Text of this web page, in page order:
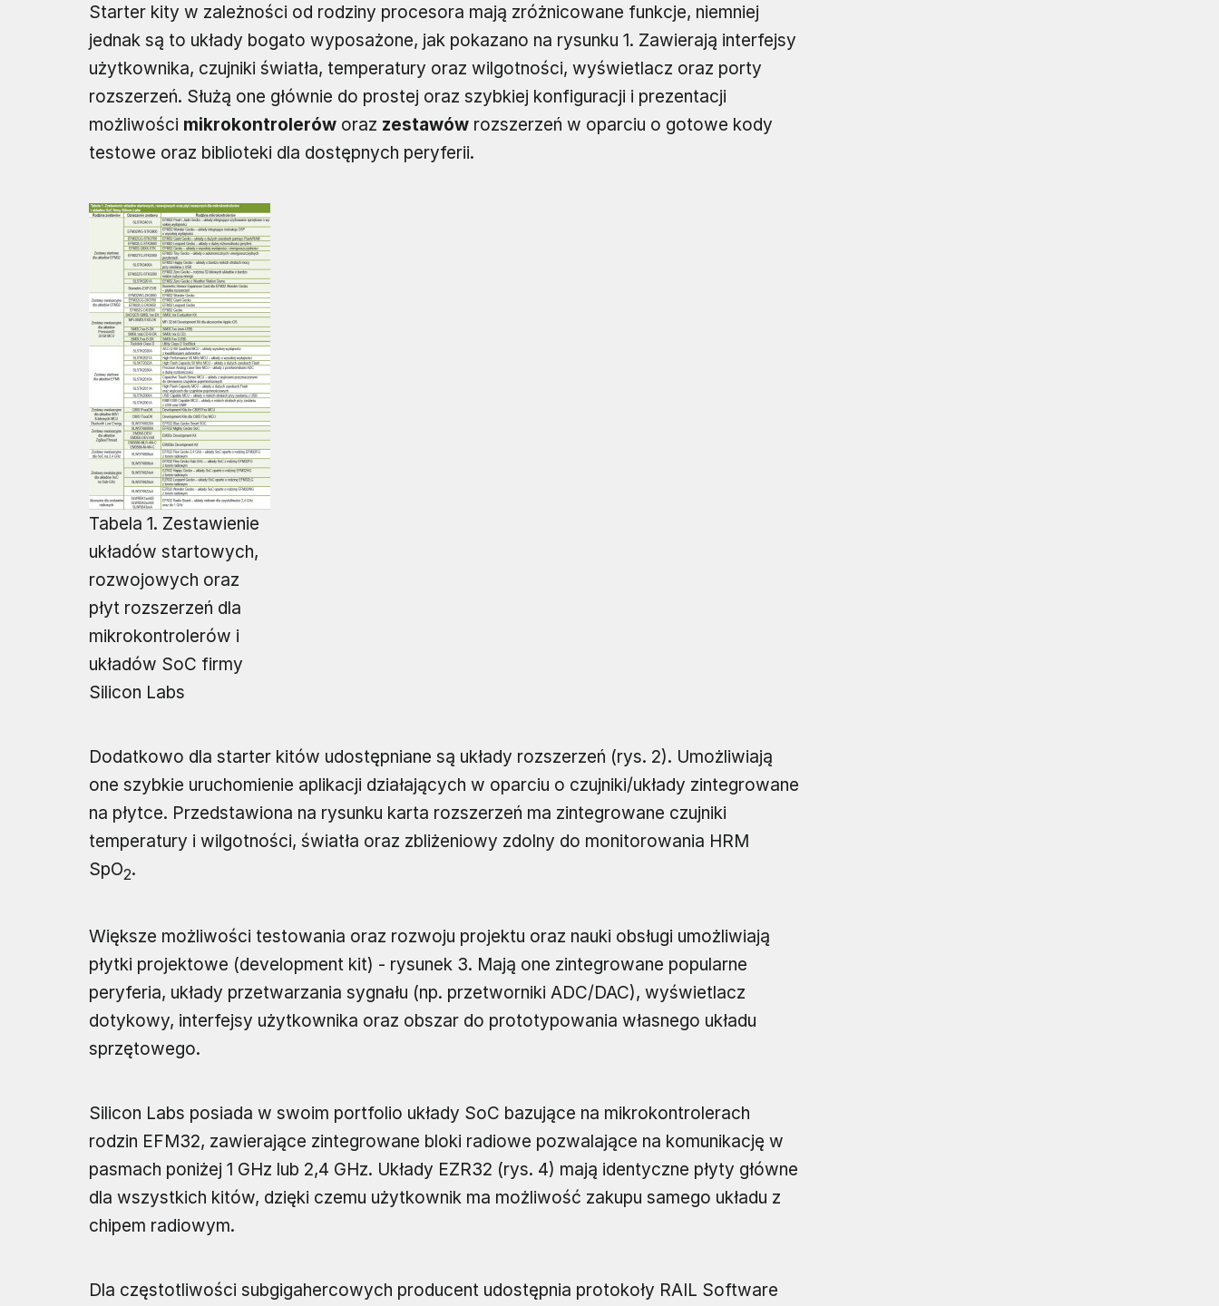
Starter kity w zależności od rodziny procesora mają zróżnicowane funkcje, niemniej
jednak są to układy bogato wyposażone, jak pokazano na rysunku 1. Zawierają interfejsy
użytkownika, czujniki światła, temperatury oraz wilgotności, wyświetlacz oraz porty
rozszerzeń. Służą one głównie do prostej oraz szybkiej konfiguracji i prezentacji
możliwości mikrokontrolerów oraz zestawów rozszerzeń w oparciu o gotowe kody
testowe oraz biblioteki dla dostępnych peryferii.
Tabela 1. Zestawienie
układów startowych,
rozwojowych oraz
płyt rozszerzeń dla
mikrokontrolerów i
układów SoC firmy
Silicon Labs
Dodatkowo dla starter kitów udostępniane są układy rozszerzeń (rys. 2). Umożliwiają
one szybkie uruchomienie aplikacji działających w oparciu o czujniki/układy zintegrowane
na płytce. Przedstawiona na rysunku karta rozszerzeń ma zintegrowane czujniki
temperatury i wilgotności, światła oraz zbliżeniowy zdolny do monitorowania HRM
SpO2.
Większe możliwości testowania oraz rozwoju projektu oraz nauki obsługi umożliwiają
płytki projektowe (development kit) - rysunek 3. Mają one zintegrowane popularne
peryferia, układy przetwarzania sygnału (np. przetworniki ADC/DAC), wyświetlacz
dotykowy, interfejsy użytkownika oraz obszar do prototypowania własnego układu
sprzętowego.
Silicon Labs posiada w swoim portfolio układy SoC bazujące na mikrokontrolerach
rodzin EFM32, zawierające zintegrowane bloki radiowe pozwalające na komunikację w
pasmach poniżej 1 GHz lub 2,4 GHz. Układy EZR32 (rys. 4) mają identyczne płyty główne
dla wszystkich kitów, dzięki czemu użytkownik ma możliwość zakupu samego układu z
chipem radiowym.
Dla częstotliwości subgigahercowych producent udostępnia protokoły RAIL Software